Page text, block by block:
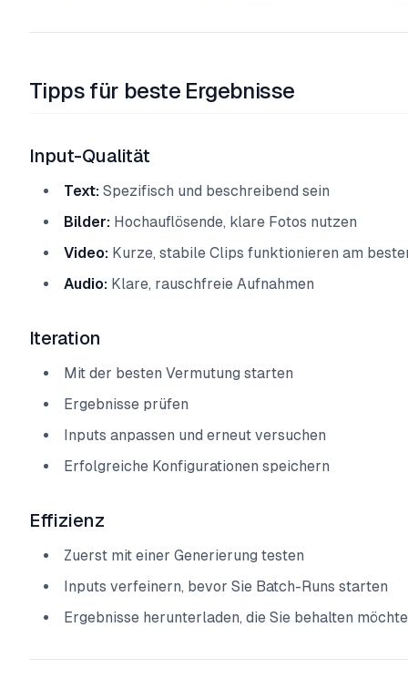
Tipps für beste Ergebnisse
Input-Qualität
Text: Spezifisch und beschreibend sein
Bilder: Hochauflösende, klare Fotos nutzen
Video: Kurze, stabile Clips funktionieren am
Audio: Klare, rauschfreie Aufnahmen
Iteration
Mit der besten Vermutung starten
Ergebnisse prüfen
Inputs anpassen und erneut versuchen
Erfolgreiche Konfigurationen speichern
Effizienz
Zuerst mit einer Generierung testen
Inputs verfeinern, bevor Sie Batch-Runs starten
Ergebnisse herunterladen, die Sie behalten